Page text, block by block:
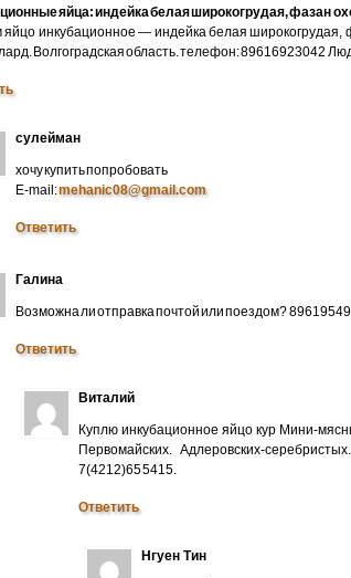
яйца: индейка белая широкогрудая, фазан
инкубационное — индейка белая широкогрудая,
Волгоградская область. телефон: 89616923042
сулейман
хочу купить попробовать
E-mail:mehanic08@gmail.com
Ответить
Галина
Возможна ли отправка почтой или поездом?
Ответить
Виталий
Куплю инкубационное яйцо кур Мини-
Первомайских. Адлеровских-
7(4212)65 5415.
Ответить
Нгуен Тин